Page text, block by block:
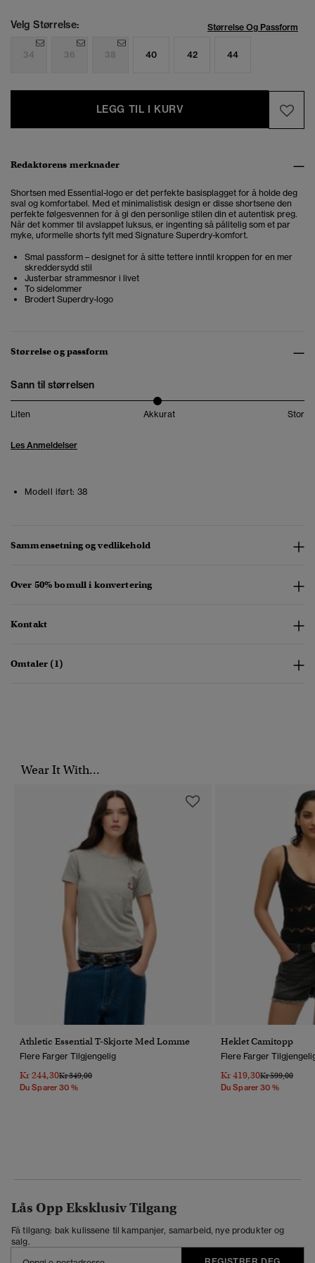
Velg Størrelse: Størrelse Og Passform
34 36 38 40 42 44
LEGG TIL I KURV
Redaktørens merknader
Shortsen med Essential-logo er det perfekte basisplagget for å holde deg
sval og komfortabel. Med et minimalistisk design er disse shortsene den
perfekte følgesvennen for å gi den personlige stilen din et autentisk preg.
Når det kommer til avslappet luksus, er ingenting så pålitelig som et par
myke, uformelle shorts fylt med Signature Superdry-komfort.
Smal passform – designet for å sitte tettere inntil kroppen for en mer
skreddersydd stil
Justerbar strammesnor i livet
To sidelommer
Brodert Superdry-logo
Størrelse og passform
Sann til størrelsen
Liten Akkurat Stor
Les Anmeldelser
Modell iført: 38
Sammensetning og vedlikehold
Over 50% bomull i konvertering
Kontakt
Omtaler (1)
Wear It With...
Athletic Essential T-Skjorte Med Lomme
Flere Farger Tilgjengelig
Kr 244,30Pris Nedsatt Fra
Kr 349,00Til
Du Sparer 30 %
Heklet Camitopp
Flere Farger
Kr 419,30Pris Nedsatt
Kr 599,00Til
Du Sparer 30 %
Lås Opp Eksklusiv Tilgang
Få tilgang: bak kulissene til kampanjer, samarbeid, nye produkter og
salg.